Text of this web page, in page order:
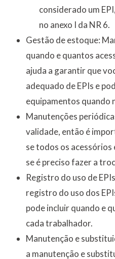
considerado um
no anexo I da NR 6.
Gestão de estoque:
quando e quantos
ajuda a garantir que
adequado de EPIs e
equipamentos quando
Manutenções
validade, então é
se todos os
se é preciso fazer a
Registro do uso de
registro do uso dos
pode incluir quando e
cada trabalhador.
Manutenção e
a manutenção e